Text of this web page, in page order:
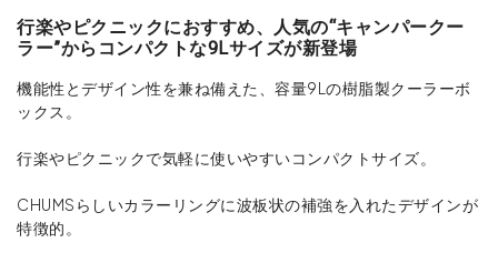
行楽やピクニックにおすすめ、人気の“キャンパークー
ラー”からコンパクトな9Lサイズが新登場
機能性とデザイン性を兼ね備えた、容量9Lの樹脂製クーラーボ
ックス。
行楽やピクニックで気軽に使いやすいコンパクトサイズ。
CHUMSらしいカラーリングに波板状の補強を入れたデザインが
特徴的。